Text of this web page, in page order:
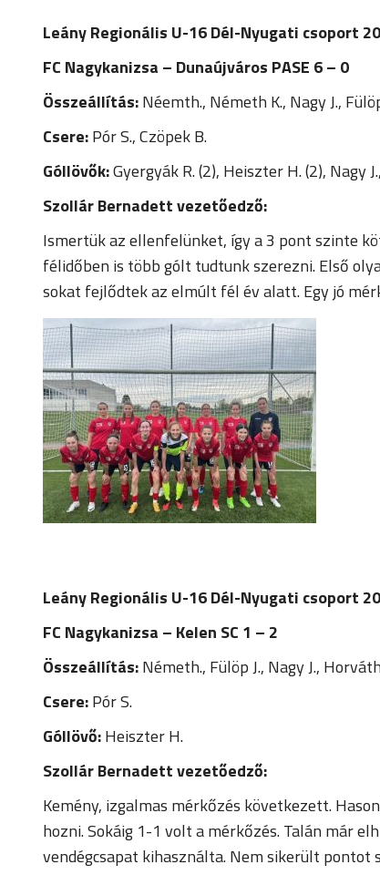
Leány Regionális U-16 Dél-Nyugati csoport
FC Nagykanizsa – Dunaújváros PASE 6 – 0
Összeállítás:Néemth., Németh K., Nagy J.,
Csere:Pór S., Czöpek B.
Góllövők:Gyergyák R. (2), Heiszter H. (2), Nagy
Szollár Bernadett vezetőedző:
Ismertük az ellenfelünket, így a 3 pont szinte
félidőben is több gólt tudtunk szerezni. Első
sokat fejlődtek az elmúlt fél év alatt. Egy jó
Leány Regionális U-16 Dél-Nyugati csoport
FC Nagykanizsa – Kelen SC 1 – 2
Összeállítás:Németh., Fülöp J., Nagy J.,
Csere:Pór S.
Góllövő:Heiszter H.
Szollár Bernadett vezetőedző:
Kemény, izgalmas mérkőzés következett.
hozni. Sokáig 1-1 volt a mérkőzés. Talán már
vendégcsapat kihasználta. Nem sikerült